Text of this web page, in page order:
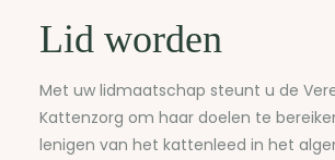
Lid worden
Met uw lidmaatschap steunt u de
Kattenzorg om haar doelen te
lenigen van het kattenleed in het